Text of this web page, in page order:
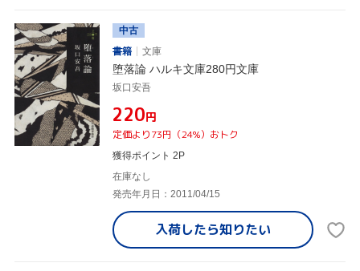
中古
書籍
文庫
堕落論 ハルキ文庫280円文庫
坂口安吾
¥220円
定価より73円（24%）おトク
獲得ポイント 2P
在庫なし
発売年月日：2011/04/15
入荷したら知りたい